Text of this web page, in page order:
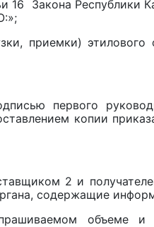
16 Закона Республики
приемки) этилового
первого
копии
2 и
содержащие
объеме и